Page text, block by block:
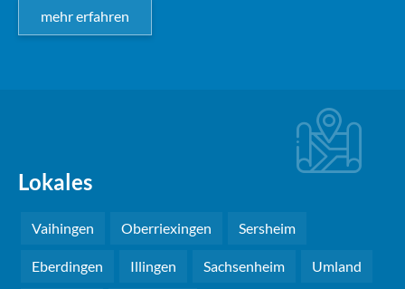
mehr erfahren
Lokales
Vaihingen Oberriexingen Sersheim
Eberdingen Illingen Sachsenheim Umland